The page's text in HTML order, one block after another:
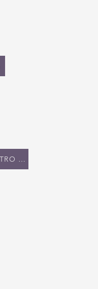
SUSCRÍBETE A NUESTRO BOLETÍN INFORMATIVO